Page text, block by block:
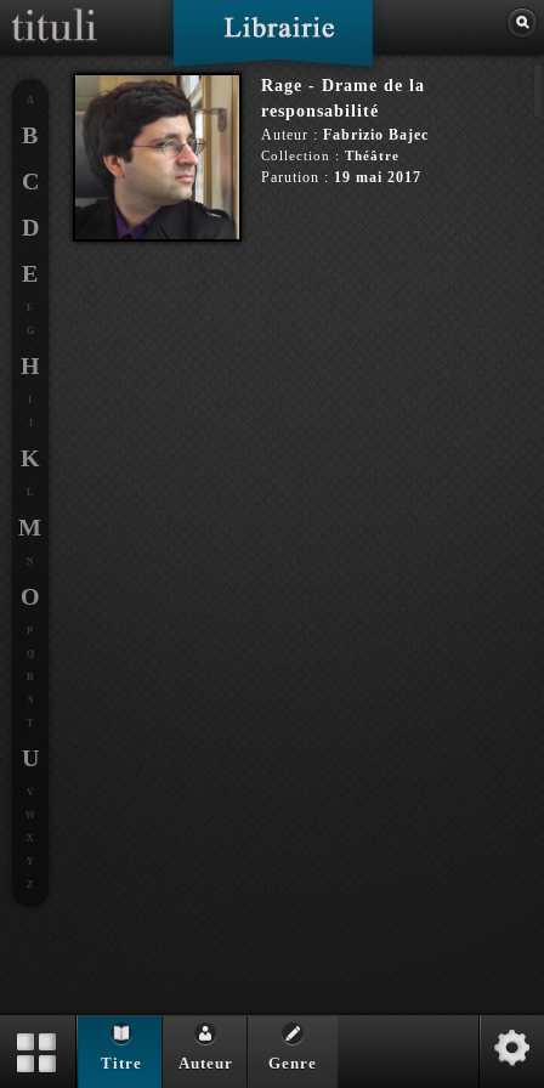
Rage - Drame de la
responsabilité
Auteur : Fabrizio Bajec
Collection : Théâtre
Parution : 19 mai 2017
A
B
C
D
E
F
G
H
J
K
L
M
N
O
P
Q
R
S
T
U
V
W
X
Y
Z
Titre Auteur Genre